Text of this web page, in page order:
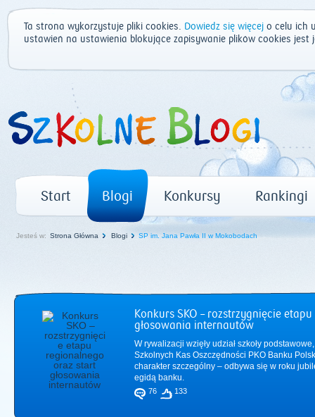
Ta strona wykorzystuje pliki cookies. Dowiedz się więcej o celu ich
ustawień na ustawienia blokujące zapisywanie plików cookies
Start Blogi Konkursy Rankingi
Jesteś w: Strona Główna Blogi SP im. Jana Pawła II w Mokobodach
Konkurs SKO – rozstrzygnięcie
głosowania internautów
W rywalizacji wzięły udział szkoły
Szkolnych Kas Oszczędności PKO Banku
charakter szczególny – odbywa się w roku
egidą banku.
76 133